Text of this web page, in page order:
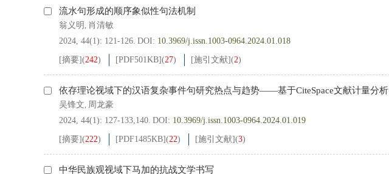
流水句形成的顺序象似性句法机制
翁义明, 肖清敏
2024, 44(1): 121-126. DOI: 10.3969/j.issn.1003-0964.2024.01.018
[摘要](242) [PDF501KB](27) [施引文献](2)
依存理论视域下的汉语复杂事件句研究热点与趋势——基于CiteSpace文献计量分析
吴锋文, 周龙豪
2024, 44(1): 127-133,140. DOI: 10.3969/j.issn.1003-0964.2024.01.019
[摘要](222) [PDF1485KB](22) [施引文献](3)
中华民族观视域下马加的抗战文学书写